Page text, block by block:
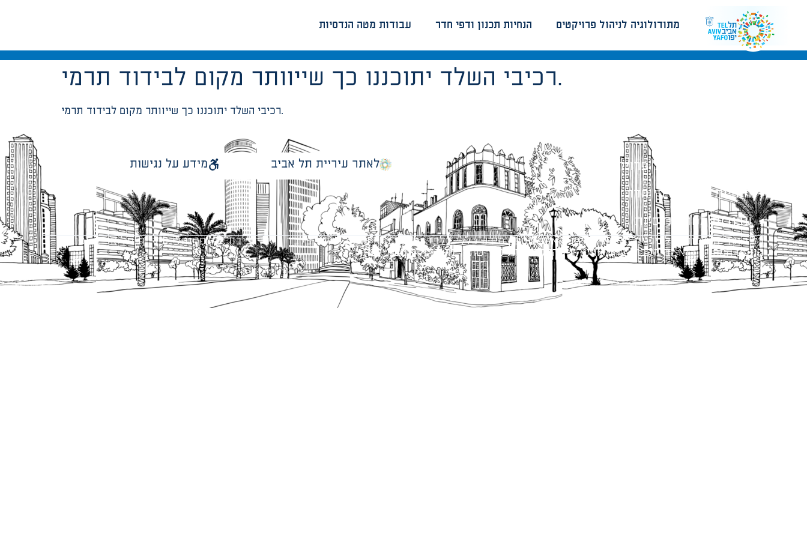
עבודות מטה הנדסיות הנחיות תכנון ודפי חדר מתודולוגיה לניהול פרויקטים
רכיבי השלד יתוכננו כך שייוותר מקום לבידוד תרמי.
רכיבי השלד יתוכננו כך שייוותר מקום לבידוד תרמי.
עבודות מטה הנדסיות
הנחיות תכנון ודפי חדר
מתודולוגיה לניהול פרויקטים לאתר עיריית תל אביב מידע על נגישות
כל הזכויות שמורות לעיריית תל-אביב-יפו. האתר מספק מידע כללי בלבד ומאגד הנחיות תכנוניות בלבד למבני ציבור על פי נהלי עיריית תל אביב-יפו.
הנוסח המחייב הוא זה הקבוע בהוראות הדין הרלוונטיות כפי שתהיינה בתוקף מעת לעת.